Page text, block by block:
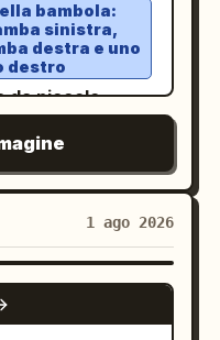
bambola:
sinistra,
destra e uno
destro
da piccole
1 ago 2026
GPT IMAGE 2